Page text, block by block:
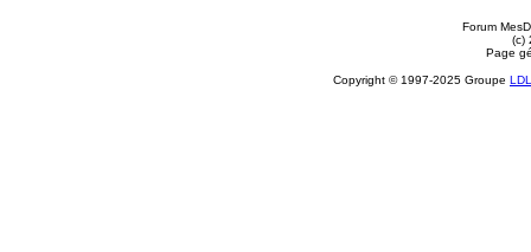
Forum
(c)
Page
Copyright © 1997-2025 Groupe